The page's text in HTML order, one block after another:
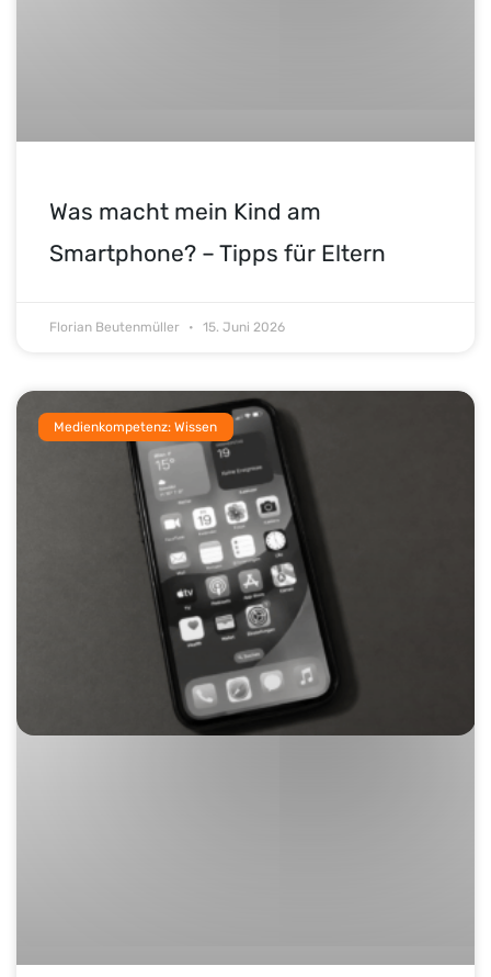
Was macht mein Kind am
Smartphone? – Tipps für Eltern
Florian Beutenmüller 15. Juni 2026
Medienkompetenz: Wissen